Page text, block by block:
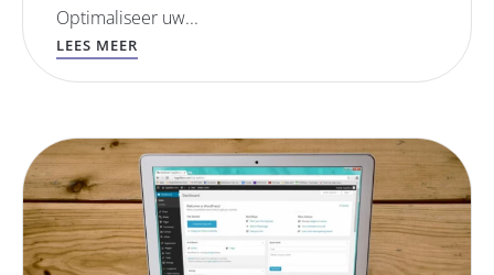
Optimaliseer uw...
LEES MEER